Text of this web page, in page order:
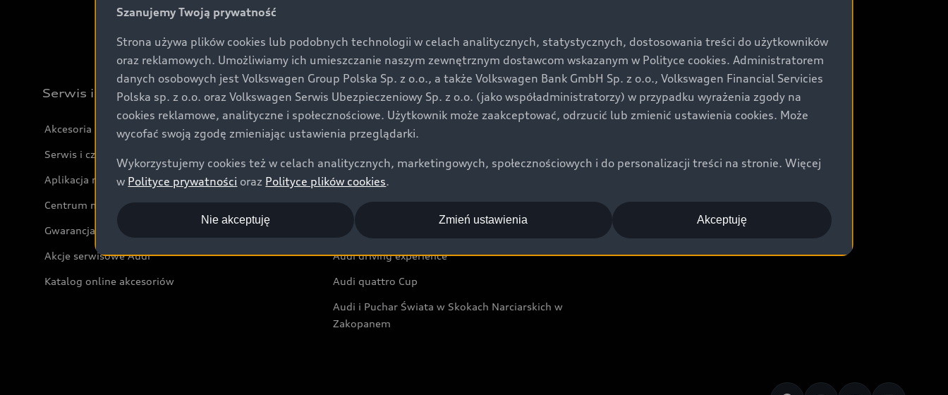
Audi exclusive
Serwis i akcesoria
Akcesoria
Serwis i części
Aplikacja myAudi i usługi cyfrowe
Centrum napraw powypadkowych
Gwarancja
Akcje serwisowe Audi
Katalog online akcesoriów
Świat Audi
Aktualności i historie postępu
Audi Nuvolari
Audi Sport Festiwal
Audi i Muzeum Sztuki Nowoczesnej w Warszawie
Audi driving experience
Audi quattro Cup
Audi i Puchar Świata w Skokach Narciarskich w
Zakopanem
Szanujemy Twoją prywatność
Strona używa plików cookies lub podobnych technologii w celach analitycznych, statystycznych, dostosowania treści do użytkowników
oraz reklamowych. Umożliwiamy ich umieszczanie naszym zewnętrznym dostawcom wskazanym w Polityce cookies. Administratorem
danych osobowych jest Volkswagen Group Polska Sp. z o.o., a także Volkswagen Bank GmbH Sp. z o.o., Volkswagen Financial Servicies
Polska sp. z o.o. oraz Volkswagen Serwis Ubezpieczeniowy Sp. z o.o. (jako współadministratorzy) w przypadku wyrażenia zgody na
cookies reklamowe, analityczne i społecznościowe. Użytkownik może zaakceptować, odrzucić lub zmienić ustawienia cookies. Może
wycofać swoją zgodę zmieniając ustawienia przeglądarki.
Wykorzystujemy cookies też w celach analitycznych, marketingowych, społecznościowych i do personalizacji treści na stronie. Więcej
w Polityce prywatności oraz Polityce plików cookies.
Akceptuję
Nie akceptuję Zmień ustawienia